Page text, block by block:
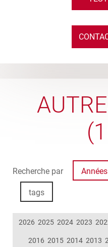
Recherche par Années
tags
2026 2025 2024 2023
2016 2015 2014 2013